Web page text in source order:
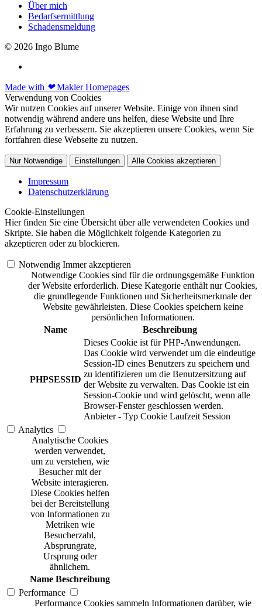
Über mich
Bedarfsermittlung
Schadensmeldung
© 2026 Ingo Blume
Made with ❤Makler Homepages
Verwendung von Cookies
Wir nutzen Cookies auf unserer Website. Einige von ihnen sind
notwendig während andere uns helfen, diese Website und Ihre
Erfahrung zu verbessern. Sie akzeptieren unsere Cookies, wenn Sie
fortfahren diese Webseite zu nutzen.
Nur Notwendige Einstellungen Alle Cookies akzeptieren
Impressum
Datenschutzerklärung
Cookie-Einstellungen
Hier finden Sie eine Übersicht über alle verwendeten Cookies und
Skripte. Sie haben die Möglichkeit folgende Kategorien zu
akzeptieren oder zu blockieren.
Notwendig Immer akzeptieren
Notwendige Cookies sind für die ordnungsgemäße Funktion
der Website erforderlich. Diese Kategorie enthält nur Cookies,
die grundlegende Funktionen und Sicherheitsmerkmale der
Website gewährleisten. Diese Cookies speichern keine
persönlichen Informationen.
Name
Beschreibung
PHPSESSID
Dieses Cookie ist für PHP-Anwendungen.
Das Cookie wird verwendet um die eindeutige
Session-ID eines Benutzers zu speichern und
zu identifizieren um die Benutzersitzung auf
der Website zu verwalten. Das Cookie ist ein
Session-Cookie und wird gelöscht, wenn alle
Browser-Fenster geschlossen werden.
Anbieter - Typ Cookie Laufzeit Session
Analytics
Analytische Cookies
werden verwendet,
um zu verstehen, wie
Besucher mit der
Website interagieren.
Diese Cookies helfen
bei der Bereitstellung
von Informationen zu
Metriken wie
Besucherzahl,
Absprungrate,
Ursprung oder
ähnlichem.
Name Beschreibung
Performance
Performance Cookies sammeln Informationen darüber, wie